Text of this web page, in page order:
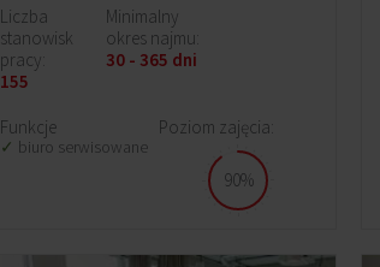
Liczba
stanowisk
pracy:
155
Minimalny
okres najmu:
30 - 365 dni
Funkcje
biuro serwisowane
Poziom zajęcia:
90%